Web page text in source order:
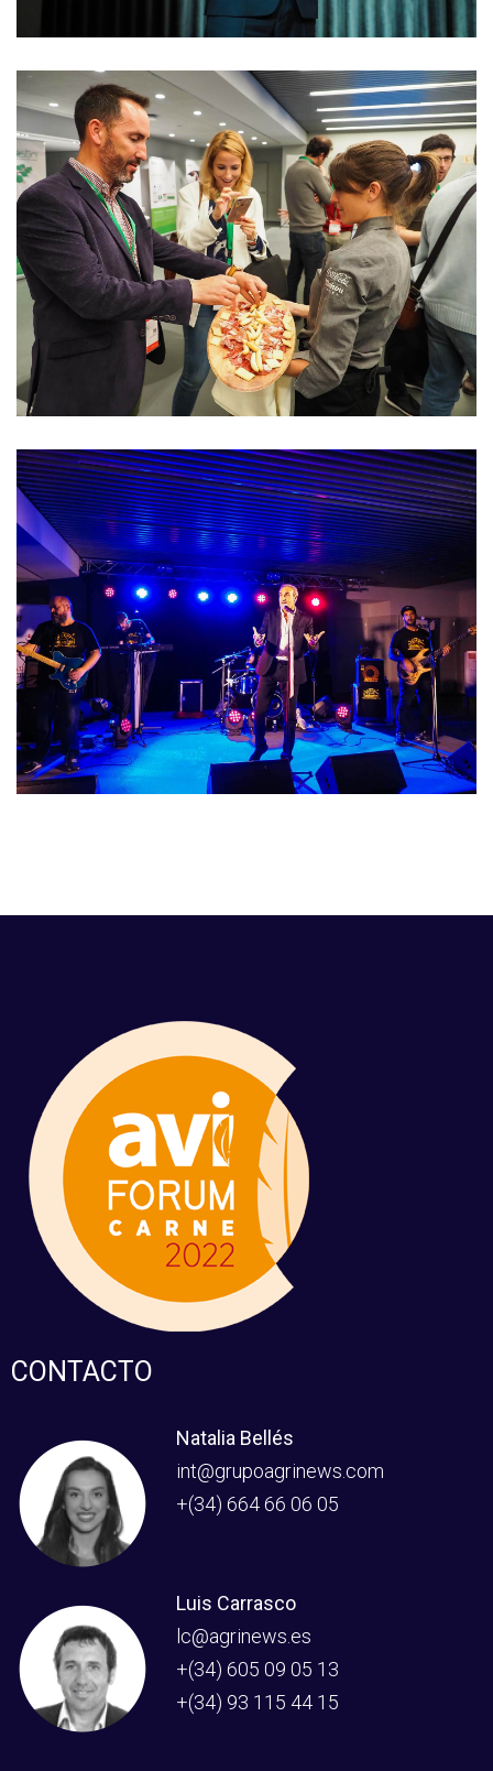
CONTACTO
Natalia Bellés
int@grupoagrinews.com
+(34) 664 66 06 05
Luis Carrasco
lc@agrinews.es
+(34) 605 09 05 13
+(34) 93 115 44 15